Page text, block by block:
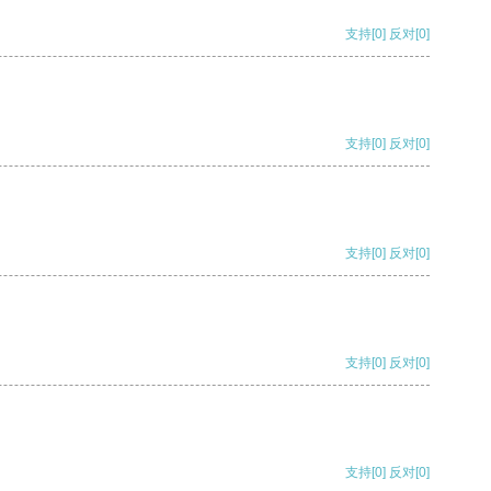
支持[0] 反对[0]
支持[0] 反对[0]
支持[0] 反对[0]
支持[0] 反对[0]
支持[0] 反对[0]